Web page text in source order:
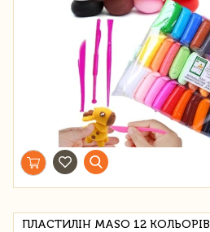
ПЛАСТИЛІН MASO 12 КОЛЬОРІВ